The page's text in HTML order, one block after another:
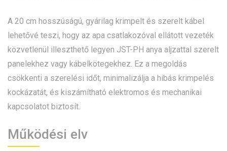
A 20 cm hosszúságú, gyárilag krimpelt és szerelt kábel
lehetővé teszi, hogy az apa csatlakozóval ellátott vezeték
közvetlenül illeszthető legyen JST-PH anya aljzattal szerelt
panelekhez vagy kábelkötegekhez. Ez a megoldás
csökkenti a szerelési időt, minimalizálja a hibás krimpelés
kockázatát, és kiszámítható elektromos és mechanikai
kapcsolatot biztosít.
Működési elv